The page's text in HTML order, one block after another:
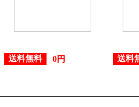
送料無料 0円 送料